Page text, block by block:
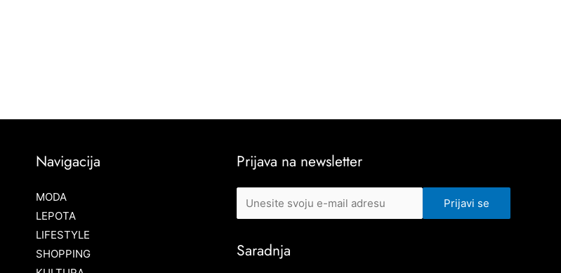
Navigacija
MODA
LEPOTA
LIFESTYLE
SHOPPING
Prijava na newsletter
Saradnja